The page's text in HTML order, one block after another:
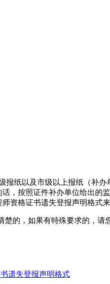
纸以及市级以上报纸（补
，按照证件补办单位给出的
资格证书遗失登报声明格式
的，如果有特殊要求的，请
遗失登报声明格式